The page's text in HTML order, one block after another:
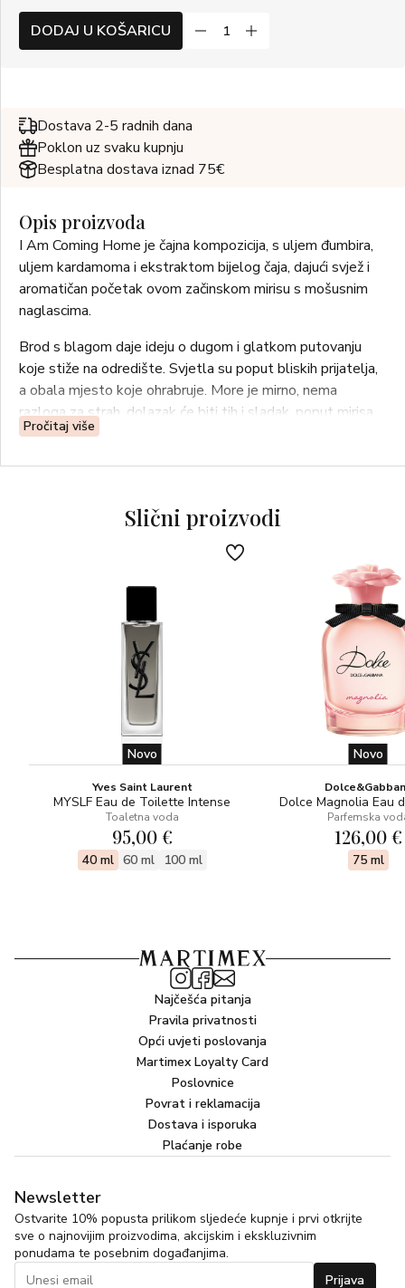
DODAJ U KOŠARICU
Dostava 2-5 radnih dana
Poklon uz svaku kupnju
Besplatna dostava iznad 75€
Opis proizvoda
I Am Coming Home je čajna kompozicija, s uljem đumbira,
uljem kardamoma i ekstraktom bijelog čaja, dajući svjež i
aromatičan početak ovom začinskom mirisu s mošusnim
naglascima.
Brod s blagom daje ideju o dugom i glatkom putovanju
koje stiže na odredište. Svjetla su poput bliskih prijatelja,
a obala mjesto koje ohrabruje. More je mirno, nema
razloga za strah, dolazak će biti tih i sladak, poput mirisa.
Bergamot, citrusi, ružičasti papar, akord čaja od jasmina,
Pročitaj više
Slični proizvodi
Novo
Yves Saint Laurent
MYSLF Eau de Toilette Intense
Toaletna voda
95,00 €
40 ml 60 ml 100 ml
Novo
Dolce Magnolia Eau
Parfemska
126,00 €
75 ml
Najčešća pitanja
Pravila privatnosti
Opći uvjeti poslovanja
Martimex Loyalty Card
Poslovnice
Povrat i reklamacija
Dostava i isporuka
Plaćanje robe
Newsletter
Ostvarite 10% popusta prilikom sljedeće kupnje i prvi otkrijte
sve o najnovijim proizvodima, akcijskim i ekskluzivnim
ponudama te posebnim događanjima.
Prijava